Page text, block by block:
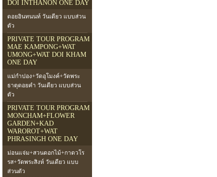
DOI INTHANON ONE DAY
ดอยอินทนนท์ วันเดียว แบบส่วน
ตัว
PRIVATE TOUR PROGRAM
MAE KAMPONG+WAT
UMONG+WAT DOI KHAM
ONE DAY
แม่กำปอง+วัดอุโมงค์+วัดพระ
ธาตุดอยคำ วันเดียว แบบส่วน
ตัว
PRIVATE TOUR PROGRAM
MONCHAM+FLOWER
GARDEN+KAD
WAROROT+WAT
PHRASINGH ONE DAY
ม่อนแจ่ม+สวนดอกไม้+กาดวโร
รส+วัดพระสิงห์ วันเดียว แบบ
ส่วนตัว